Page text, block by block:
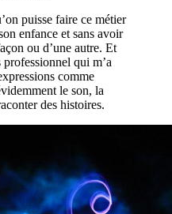
puisse faire ce métier
enfance et sans avoir
ou d’une autre. Et
professionnel qui m’a
comme
le son, la
des histoires.